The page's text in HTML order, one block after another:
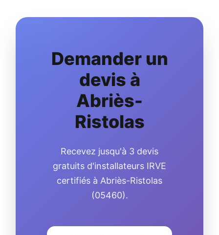
Demander un
devis à
Abriès-
Ristolas
Recevez jusqu'à 3 devis
gratuits d'installateurs IRVE
certifiés à Abriès-Ristolas
(05460).